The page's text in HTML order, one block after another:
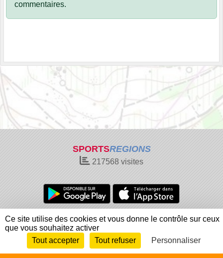
commentaires.
SPORTSREGIONS
217568 visites
Charte cookies
Gestion des cookies
Informations légales
Signaler un contenu inapproprié
Envie de participer ?
Connexion
Ce site utilise des cookies et vous donne le contrôle sur ceux
que vous souhaitez activer
Tout accepter
Tout refuser Personnaliser